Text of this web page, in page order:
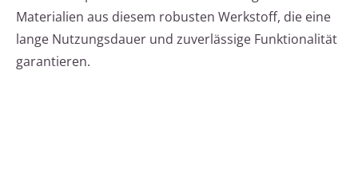
Materialien aus diesem robusten Werkstoff, die eine
lange Nutzungsdauer und zuverlässige Funktionalität
garantieren.